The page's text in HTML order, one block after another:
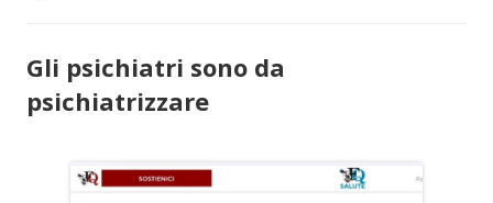
Gli psichiatri sono da
psichiatrizzare